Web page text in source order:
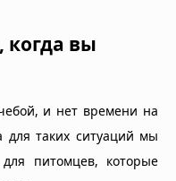
когда вы
и нет времени на
для таких ситуаций мы
питомцев, которые